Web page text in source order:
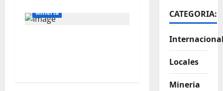
Mineria CATEGORIA:
Locales
Mineria